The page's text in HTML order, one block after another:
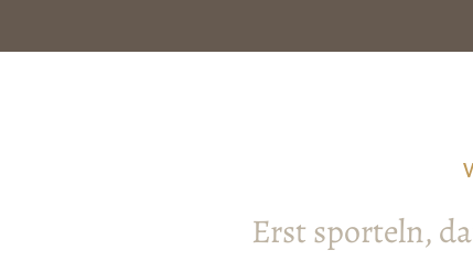
Erst sporteln,